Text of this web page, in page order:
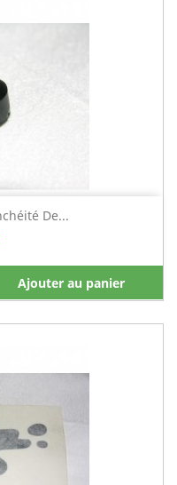
De...
Ajouter au panier